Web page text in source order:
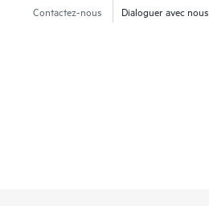
Contactez-nous Dialoguer avec nous